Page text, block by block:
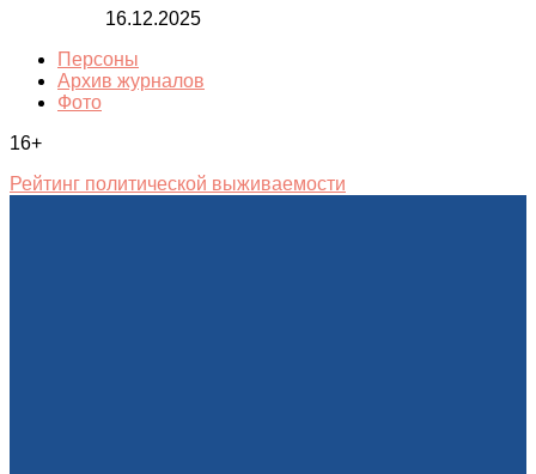
16.12.2025
Персоны
Архив журналов
Фото
16+
Рейтинг политической выживаемости